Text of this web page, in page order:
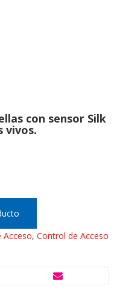
con sensor Silk
vivos.
Acceso, Control de Acceso